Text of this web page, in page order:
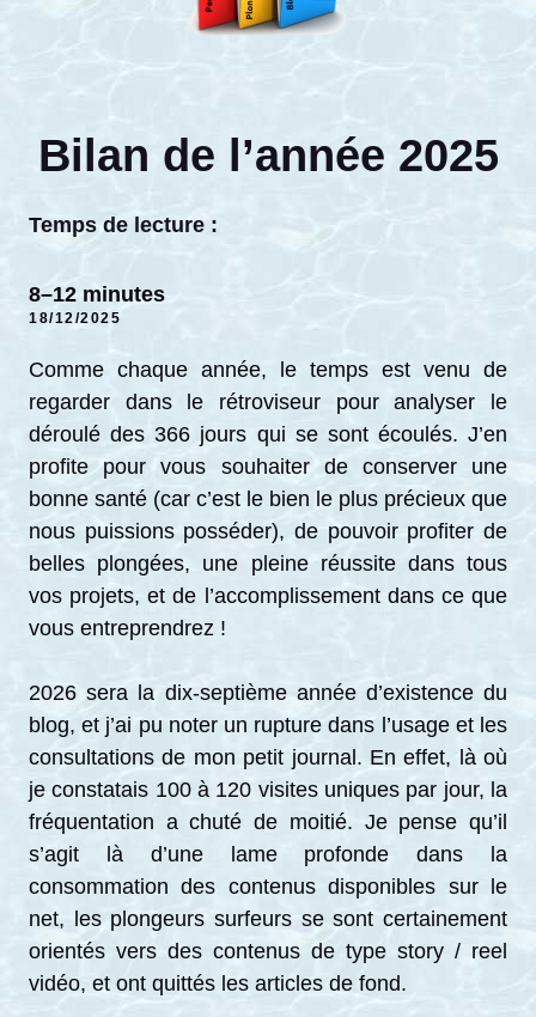
Bilan de l’année 2025
Temps de lecture :
8–12 minutes
18/12/2025
Comme chaque année, le temps est venu de
regarder dans le rétroviseur pour analyser le
déroulé des 366 jours qui se sont écoulés. J’en
profite pour vous souhaiter de conserver une
bonne santé (car c’est le bien le plus précieux que
nous puissions posséder), de pouvoir profiter de
belles plongées, une pleine réussite dans tous
vos projets, et de l’accomplissement dans ce que
vous entreprendrez !
2026 sera la dix-septième année d’existence du
blog, et j’ai pu noter un rupture dans l’usage et les
consultations de mon petit journal. En effet, là où
je constatais 100 à 120 visites uniques par jour, la
fréquentation a chuté de moitié. Je pense qu’il
s’agit là d’une lame profonde dans la
consommation des contenus disponibles sur le
net, les plongeurs surfeurs se sont certainement
orientés vers des contenus de type story / reel
vidéo, et ont quittés les articles de fond.